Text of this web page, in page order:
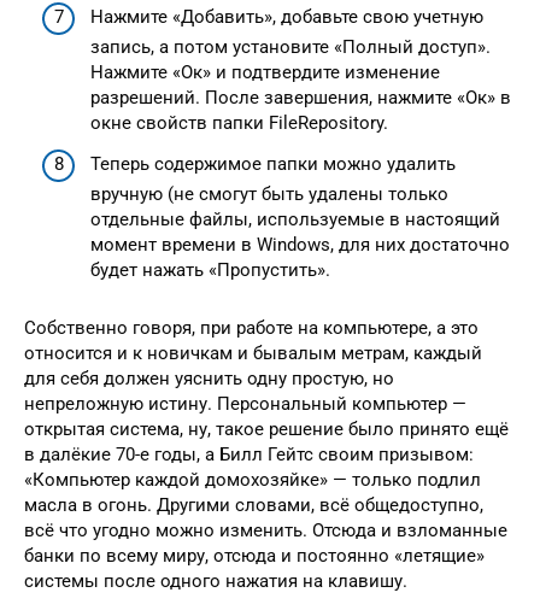
Нажмите «Добавить», добавьте свою учетную
запись, а потом установите «Полный доступ».
Нажмите «Ок» и подтвердите изменение
разрешений. После завершения, нажмите «Ок» в
окне свойств папки FileRepository.
Теперь содержимое папки можно удалить
вручную (не смогут быть удалены только
отдельные файлы, используемые в настоящий
момент времени в Windows, для них достаточно
будет нажать «Пропустить».
Собственно говоря, при работе на компьютере, а это
относится и к новичкам и бывалым метрам, каждый
для себя должен уяснить одну простую, но
непреложную истину. Персональный компьютер —
открытая система, ну, такое решение было принято ещё
в далёкие 70-е годы, а Билл Гейтс своим призывом:
«Компьютер каждой домохозяйке» — только подлил
масла в огонь. Другими словами, всё общедоступно,
всё что угодно можно изменить. Отсюда и взломанные
банки по всему миру, отсюда и постоянно «летящие»
системы после одного нажатия на клавишу.